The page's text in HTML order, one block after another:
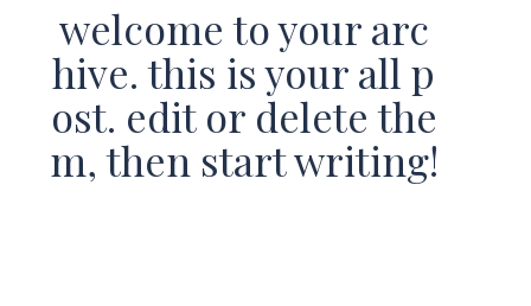
welcome to your arc
hive. this is your all p
ost. edit or delete the
m, then start writing!